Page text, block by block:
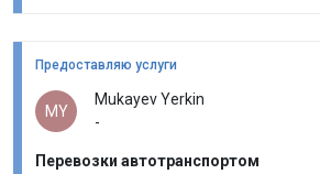
Предоставляю услуги
MY
Mukayev Yerkin
-
Перевозки автотранспортом